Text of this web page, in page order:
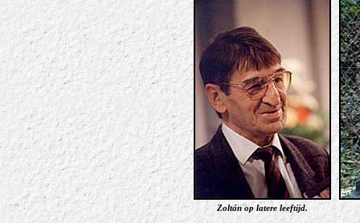
Zoltán op latere leeftijd.